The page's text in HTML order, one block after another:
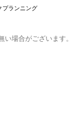
プランニング
場合がございます。